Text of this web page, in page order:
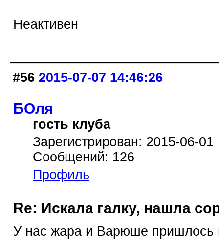
Неактивен
#56 2015-07-07 14:46:26
БОля
гость клуба
Зарегистрирован: 2015-06-01
Сообщений: 126
Профиль
Re: Искала галку, нашла
У нас жара и Варюше пришлось